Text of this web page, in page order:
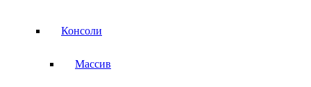
Консоли
Массив